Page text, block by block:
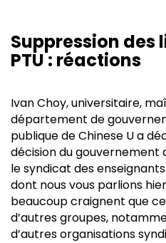
Suppression des
PTU : réactions
Ivan Choy, universitaire,
département de
publique de Chinese U a
décision du gouvernement
le syndicat des
dont nous vous parlions
beaucoup craignent que
d’autres groupes,
d’autres organisations